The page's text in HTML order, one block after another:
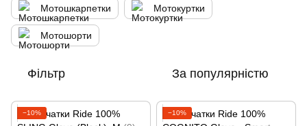
Мотошкарпетки Мотокуртки
Мотошорти
Фільтр За популярністю
−10% −10%